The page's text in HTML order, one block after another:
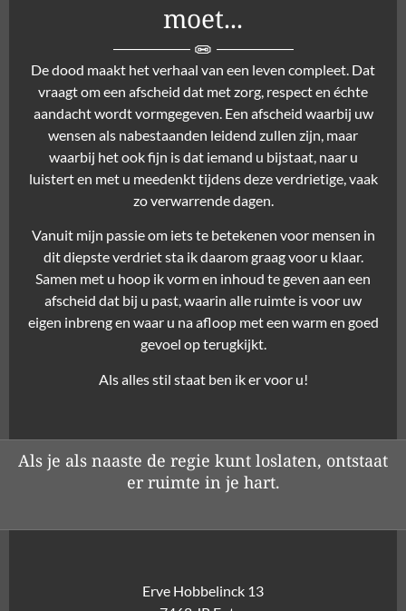
moet...
De dood maakt het verhaal van een leven compleet. Dat
vraagt om een afscheid dat met zorg, respect en échte
aandacht wordt vormgegeven. Een afscheid waarbij uw
wensen als nabestaanden leidend zullen zijn, maar
waarbij het ook fijn is dat iemand u bijstaat, naar u
luistert en met u meedenkt tijdens deze verdrietige, vaak
zo verwarrende dagen.
Vanuit mijn passie om iets te betekenen voor mensen in
dit diepste verdriet sta ik daarom graag voor u klaar.
Samen met u hoop ik vorm en inhoud te geven aan een
afscheid dat bij u past, waarin alle ruimte is voor uw
eigen inbreng en waar u na afloop met een warm en goed
gevoel op terugkijkt.
Als alles stil staat ben ik er voor u!
Als je als naaste de regie kunt loslaten, ontstaat
er ruimte in je hart.
Erve Hobbelinck 13